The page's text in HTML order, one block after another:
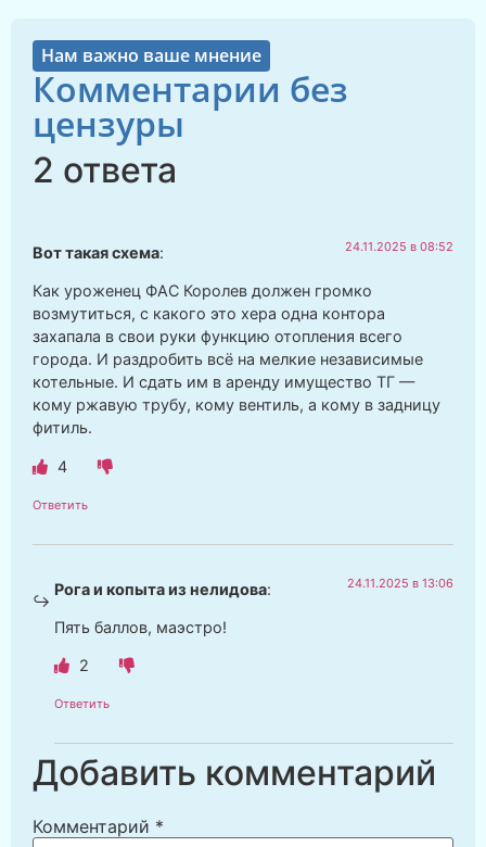
Нам важно ваше мнение
Комментарии без
цензуры
2 ответа
Вот такая схема: 24.11.2025 в 08:52
Как уроженец ФАС Королев должен громко
возмутиться, с какого это хера одна контора
захапала в свои руки функцию отопления всего
города. И раздробить всё на мелкие независимые
котельные. И сдать им в аренду имущество ТГ —
кому ржавую трубу, кому вентиль, а кому в задницу
фитиль.
4
Ответить
Рога и копыта из нелидова: 24.11.2025 в 13:06
Пять баллов, маэстро!
2
Ответить
Добавить комментарий
Комментарий *